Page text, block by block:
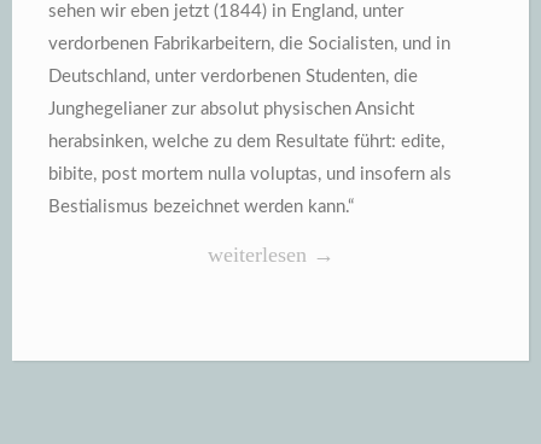
sehen wir eben jetzt (1844) in England, unter
verdorbenen Fabrikarbeitern, die Socialisten, und in
Deutschland, unter verdorbenen Studenten, die
Junghegelianer zur absolut physischen Ansicht
herabsinken, welche zu dem Resultate führt: edite,
bibite, post mortem nulla voluptas, und insofern als
Bestialismus bezeichnet werden kann.“
„Was
wenn
weiterlesen →